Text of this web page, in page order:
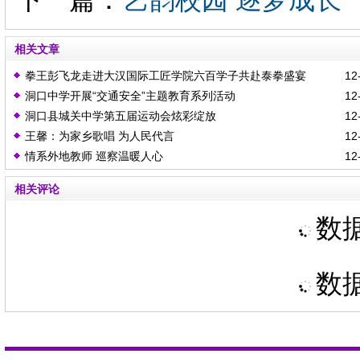
相关文章
拳王彭飞龙走进大汉国际工匠学院六百学子共赴泰拳盛宴
洞口中学开展“交通安全”主题教育系列活动
洞口县城关中学第五届运动会炫彩绽放
王馨：为家乡歌唱 为人民代言
情系外地教师 巡察温暖人心
相关评论
数
数